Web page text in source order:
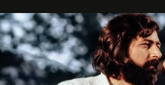
uno dei documenti più